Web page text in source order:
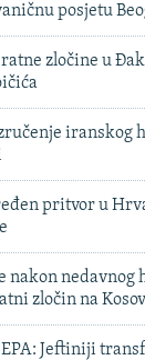
posjetu
zločine u
iranskog
pritvor u
nakon nedavnog
zločin na
Jeftiniji